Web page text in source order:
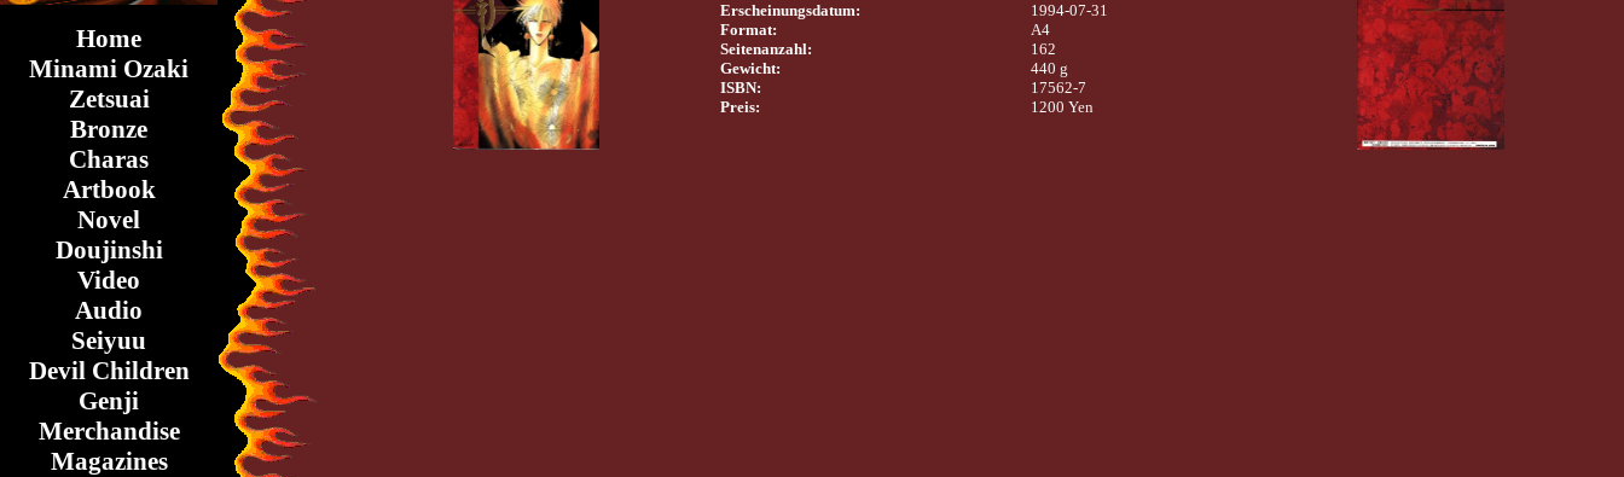
Home
Minami Ozaki
Zetsuai
Bronze
Charas
Artbook
Novel
Doujinshi
Video
Audio
Seiyuu
Devil Children
Genji
Merchandise
Magazines
Erscheinungsdatum:
Format:
Seitenanzahl:
Gewicht:
ISBN:
Preis:
1994-07-31
A4
162
440 g
17562-7
1200 Yen